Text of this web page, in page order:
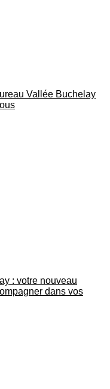
Vallée Buchelay
: votre nouveau
dans vos